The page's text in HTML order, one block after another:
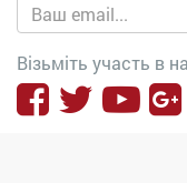
Візьміть участь в